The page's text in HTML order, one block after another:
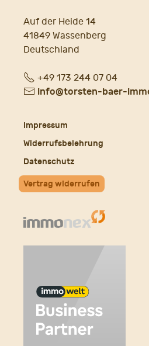
Auf der Heide 14
41849 Wassenberg
Deutschland
Fon+49 173 244 07 04
E- info@torsten-baer-
Impressum
Widerrufsbelehrung
Datenschutz
Vertrag widerrufen